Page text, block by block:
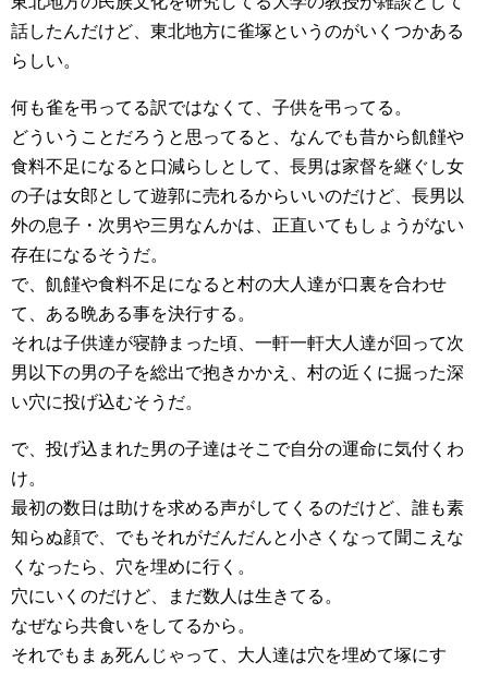
話したんだけど、東北地方に雀塚というのがいくつかある
らしい。
何も雀を弔ってる訳ではなくて、子供を弔ってる。
どういうことだろうと思ってると、なんでも昔から飢饉や
食料不足になると口減らしとして、長男は家督を継ぐし女
の子は女郎として遊郭に売れるからいいのだけど、長男以
外の息子・次男や三男なんかは、正直いてもしょうがない
存在になるそうだ。
で、飢饉や食料不足になると村の大人達が口裏を合わせ
て、ある晩ある事を決行する。
それは子供達が寝静まった頃、一軒一軒大人達が回って次
男以下の男の子を総出で抱きかかえ、村の近くに掘った深
い穴に投げ込むそうだ。
で、投げ込まれた男の子達はそこで自分の運命に気付くわ
け。
最初の数日は助けを求める声がしてくるのだけど、誰も素
知らぬ顔で、でもそれがだんだんと小さくなって聞こえな
くなったら、穴を埋めに行く。
穴にいくのだけど、まだ数人は生きてる。
なぜなら共食いをしてるから。
それでもまぁ死んじゃって、大人達は穴を埋めて塚にす